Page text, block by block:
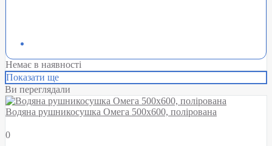
Немає в наявності
Показати ще
Ви переглядали
Водяна рушникосушка Омега 500х600, полірована
0